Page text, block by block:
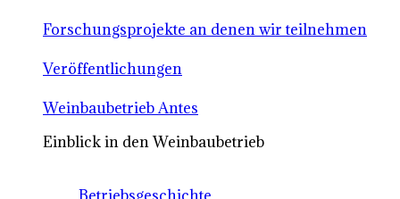
Forschungsprojekte an denen wir teilnehmen
Veröffentlichungen
Weinbaubetrieb Antes
Einblick in den Weinbaubetrieb